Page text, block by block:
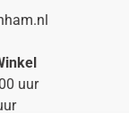
uur